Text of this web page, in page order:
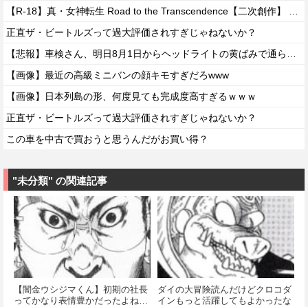
正直ザ・ビートルズって過大評価されすぎじゃねないか？
【画像】最近の高級ミニバンの顔キモすぎだろwww
【画像】日本列島の形、何度見ても完成度高すぎるｗｗｗ
正直ザ・ビートルズって過大評価されすぎじゃねないか？
この車を中古で買おうと思うんだがお買い得？
"未分類" の関連記事
【闇金ウシジマくん】初期の社長
ってかなり表情豊かだったよね…
ダイの大冒険読んだけどクロコダ
インもっと活躍してもよかったな